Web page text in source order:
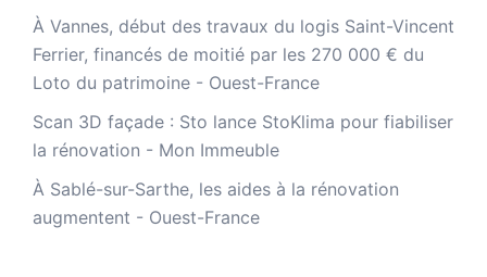
À Vannes, début des travaux du logis Saint-Vincent
Ferrier, financés de moitié par les 270 000 € du
Loto du patrimoine - Ouest-France
​Scan 3D façade : Sto lance StoKlima pour fiabiliser
la rénovation - Mon Immeuble
À Sablé-sur-Sarthe, les aides à la rénovation
augmentent - Ouest-France